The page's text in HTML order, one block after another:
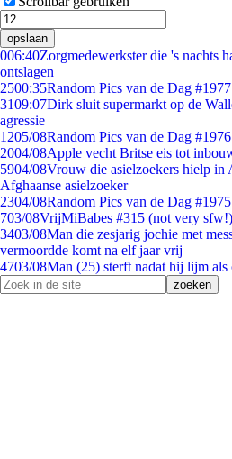
opslaan
006:40Zorgmedewerkster die 's nachts
ontslagen
2500:35Random Pics van de Dag #1977
3109:07Dirk sluit supermarkt op de
agressie
1205/08Random Pics van de Dag #1976
2004/08Apple vecht Britse eis tot
5904/08Vrouw die asielzoekers hielp in
Afghaanse asielzoeker
2304/08Random Pics van de Dag #1975
703/08VrijMiBabes #315 (not very sfw!)
3403/08Man die zesjarig jochie met
vermoordde komt na elf jaar vrij
4703/08Man (25) sterft nadat hij lijm